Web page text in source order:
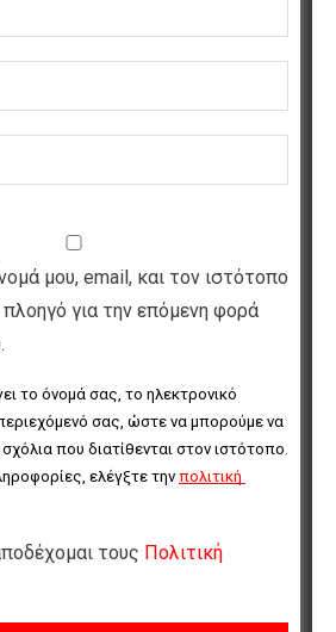
μου, email, και τον ιστότοπο
για την επόμενη φορά
το όνομά σας, το ηλεκτρονικό
σας, ώστε να μπορούμε να
που διατίθενται στον ιστότοπο.
ελέγξτε την πολιτική
τους Πολιτική